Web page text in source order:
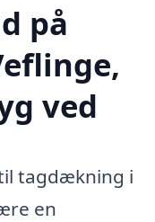
på
ved
tagdækning i
en